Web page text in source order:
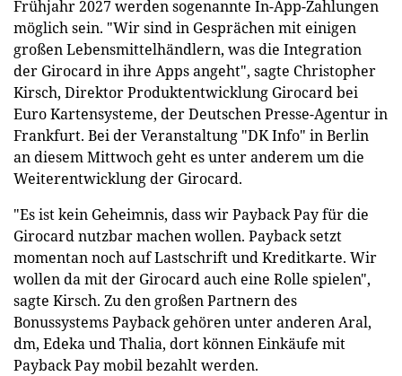
Frühjahr 2027 werden sogenannte In-App-Zahlungen
möglich sein. "Wir sind in Gesprächen mit einigen
großen Lebensmittelhändlern, was die Integration
der Girocard in ihre Apps angeht", sagte Christopher
Kirsch, Direktor Produktentwicklung Girocard bei
Euro Kartensysteme, der Deutschen Presse-Agentur in
Frankfurt. Bei der Veranstaltung "DK Info" in Berlin
an diesem Mittwoch geht es unter anderem um die
Weiterentwicklung der Girocard.
"Es ist kein Geheimnis, dass wir Payback Pay für die
Girocard nutzbar machen wollen. Payback setzt
momentan noch auf Lastschrift und Kreditkarte. Wir
wollen da mit der Girocard auch eine Rolle spielen",
sagte Kirsch. Zu den großen Partnern des
Bonussystems Payback gehören unter anderen Aral,
dm, Edeka und Thalia, dort können Einkäufe mit
Payback Pay mobil bezahlt werden.